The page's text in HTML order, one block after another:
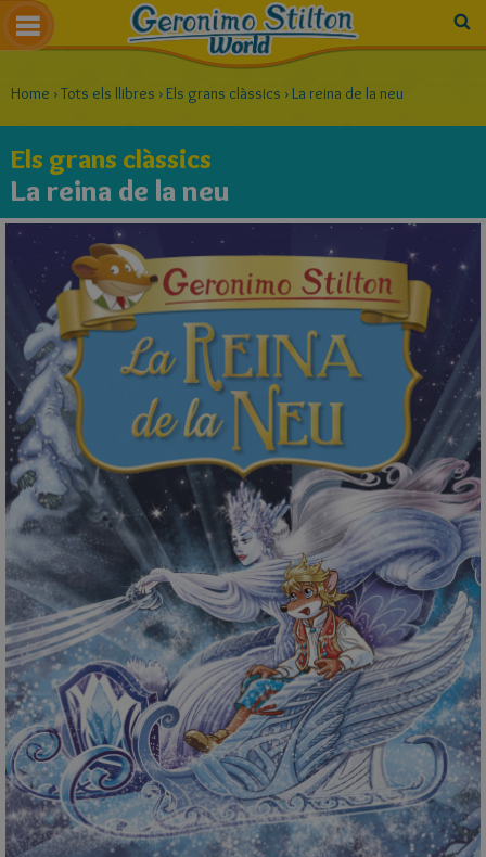
Home ›Tots els llibres ›Els grans clàssics › La reina de la neu
Els grans clàssics
La reina de la neu